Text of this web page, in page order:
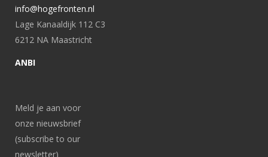
info@hogefronten.nl
Lage Kanaaldijk 112 C3
6212 NA Maastricht
ANBI
Meld je aan voor
onze nieuwsbrief
(subscribe to our
newsletter)